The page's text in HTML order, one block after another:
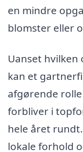
en mindre
blomster eller
Uanset hvilken
kan et
afgørende
forbliver i
hele året
lokale forhold